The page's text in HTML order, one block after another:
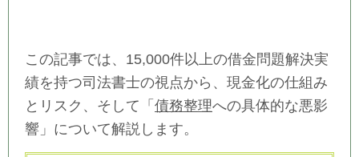
この記事では、15,000件以上の借金問題解決実
績を持つ司法書士の視点から、現金化の仕組み
とリスク、そして「債務整理への具体的な悪影
響」について解説します。